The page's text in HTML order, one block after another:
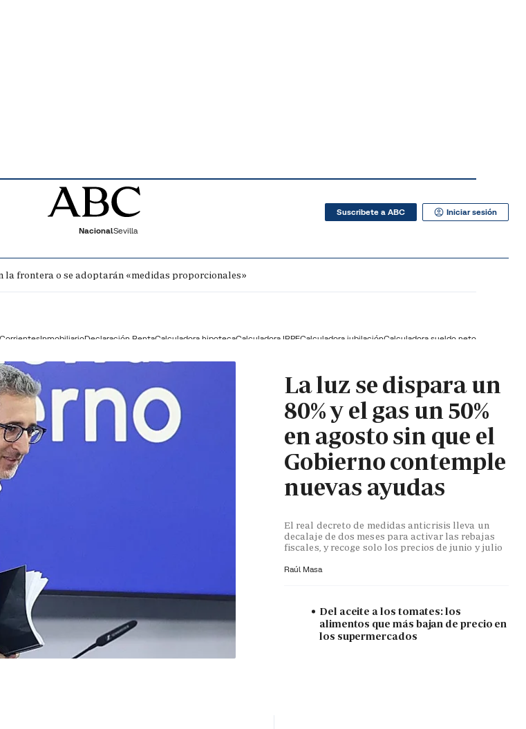
NacionalSevilla
Suscribete a ABC Iniciar sesión
la frontera o se adoptarán «medidas proporcionales»
InmobiliarioDeclaración RentaCalculadora hipotecaCalculadora IRPFCalculadora jubilaciónCalculadora sueldo neto
La luz se dispara un
80% y el gas un 50%
en agosto sin que el
Gobierno contemple
nuevas ayudas
El real decreto de medidas anticrisis lleva un
decalaje de dos meses para activar las rebajas
fiscales, y recoge solo los precios de junio y julio
Raúl Masa
Del aceite a los tomates: los
alimentos que más bajan de precio en
los supermercados